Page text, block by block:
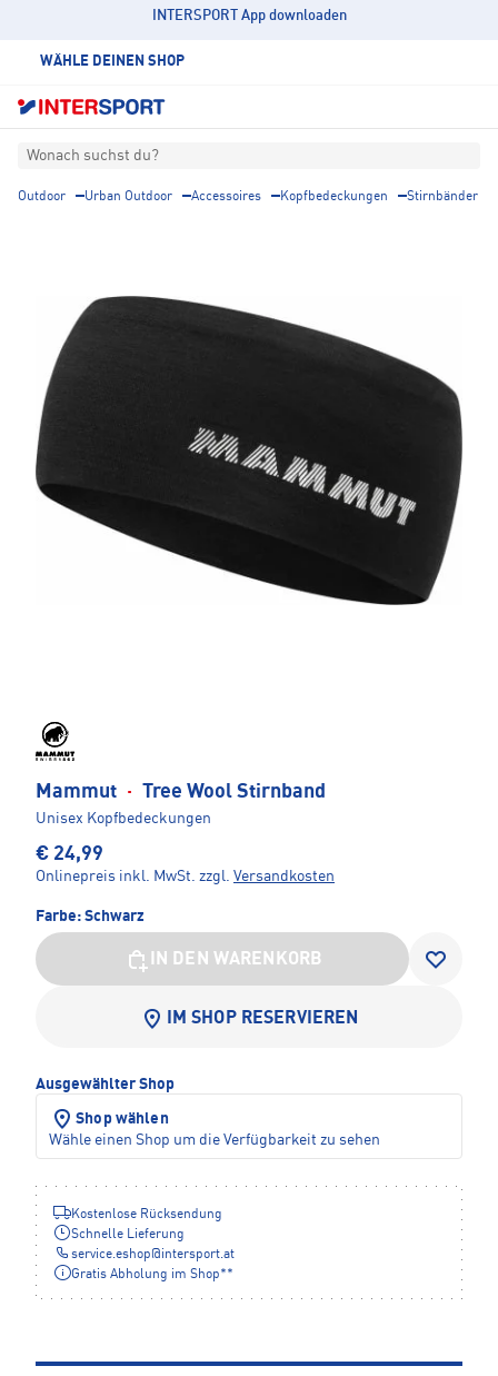
INTERSPORT App downloaden
WÄHLE DEINEN SHOP
Wonach suchst du?
Outdoor Urban Outdoor Accessoires Kopfbedeckungen Stirnbänder
Mammut · Tree Wool Stirnband
Unisex Kopfbedeckungen
€ 24,99
Onlinepreis inkl. MwSt. zzgl. Versandkosten
Farbe: Schwarz
IN DEN WARENKORB
IM SHOP RESERVIEREN
Ausgewählter Shop
Shop wählen
Wähle einen Shop um die Verfügbarkeit zu sehen
Kostenlose Rücksendung
Schnelle Lieferung
service.eshop@intersport.at
Gratis Abholung im Shop**